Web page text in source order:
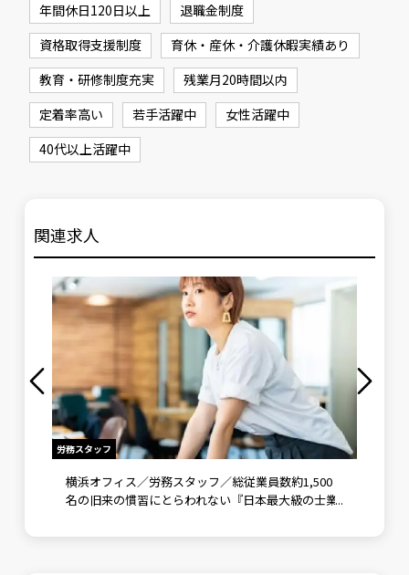
年間休日120日以上
退職金制度
資格取得支援制度
育休・産休・介護休暇実績あり
教育・研修制度充実
残業月20時間以内
定着率高い
若手活躍中
女性活躍中
40代以上活躍中
関連求人
労務スタッフ
横浜オフィス／労務スタッフ／総従業員数約1,500
名の旧来の慣習にとらわれない『日本最大級の士業